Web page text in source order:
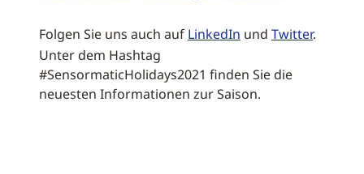
Folgen Sie uns auch auf LinkedIn und Twitter.
Unter dem Hashtag
#SensormaticHolidays2021 finden Sie die
neuesten Informationen zur Saison.